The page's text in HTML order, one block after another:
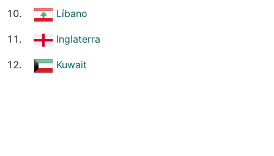
Líbano
Inglaterra
Kuwait